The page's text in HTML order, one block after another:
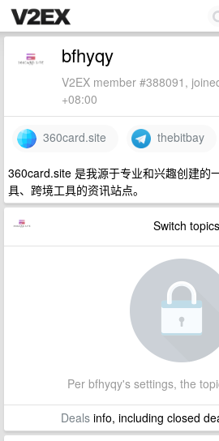
bfhyqy
V2EX member #388091,
+08:00
360card.site thebitbay
360card.site 是我源于专业和兴趣创建的
具、跨境工具的资讯站点。
Switch
Per bfhyqy's settings, the
Dealsinfo, including closed